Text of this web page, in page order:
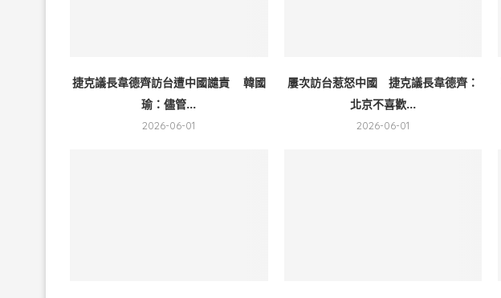
捷克議長韋德齊訪台遭中國譴責 韓國
瑜：儘管...
2026-06-01
屢次訪台惹怒中國 捷克議長韋德齊：
北京不喜歡...
2026-06-01